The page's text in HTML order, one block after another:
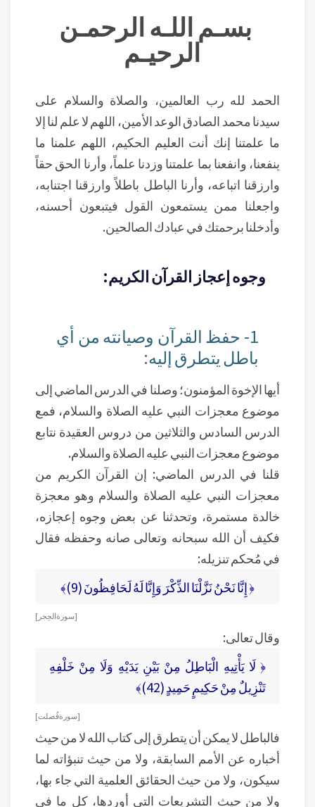
بسـم اللـه الرحمـن
الرحيـم
الحمد لله رب العالمين، والصلاة والسلام على
سيدنا محمد الصادق الوعد الأمين، اللهم لا علم لنا إلا
ما علمتنا إنك أنت العليم الحكيم، اللهم علمنا ما
ينفعنا، وانفعنا بما علمتنا وزدنا علماً، وأرنا الحق حقاً
وارزقنا اتباعه، وأرنا الباطل باطلاً وارزقنا اجتنابه،
واجعلنا ممن يستمعون القول فيتبعون أحسنه،
وأدخلنا برحمتك في عبادك الصالحين.
وجوه إعجاز القرآن الكريم:
1- حفظ القرآن وصيانته من أي
باطل يتطرق إليه:
أيها الإخوة المؤمنون؛ وصلنا في الدرس الماضي إلى
موضوع معجزات النبي عليه الصلاة والسلام، فمع
الدرس السادس والثلاثين من دروس العقيدة نتابع
موضوع معجزات النبي عليه الصلاة والسلام.
قلنا في الدرس الماضي: إن القرآن الكريم من
معجزات النبي عليه الصلاة والسلام وهو معجزة
خالدة مستمرة، وتحدثنا عن بعض وجوه إعجازه،
فكيف أن الله سبحانه وتعالى صانه وحفظه فقال
في مُحكم تنزيله:
﴿ إِنَّا نَحْنُ نَزَّلْنَا الذِّكْرَ وَإِنَّا لَهُ لَحَافِظُونَ (9)﴾
[ سورة الحِجر ]
وقال تعالى:
﴿ لَا يَأْتِيهِ الْبَاطِلُ مِنْ بَيْنِ يَدَيْهِ وَلَا مِنْ خَلْفِهِ
تَنْزِيلٌ مِنْ حَكِيمٍ حَمِيدٍ (42)﴾
[ سورة فُصلت ]
فالباطل لا يمكن أن يتطرق إلى كتاب الله لا من حيث
أخباره عن الأمم السابقة، ولا من حيث تنبؤاته لما
سيكون، ولا من حيث الحقائق العلمية التي جاء بها،
ولا من حيث التشريعات التي أوردها، كل ما في